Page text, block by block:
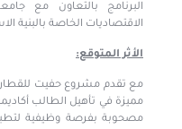
البرنامج بالتعاون مع
الاقتصاديات الخاصة بالبنية
الأثر المتوقع:
مع تقدم مشروع حفيت
مميزة في تأهيل الطالب
مصحوبة بفرصة وظيفية